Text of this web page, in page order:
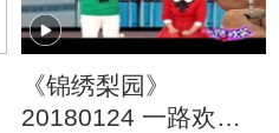
《锦绣梨园》
20180124 一路欢笑